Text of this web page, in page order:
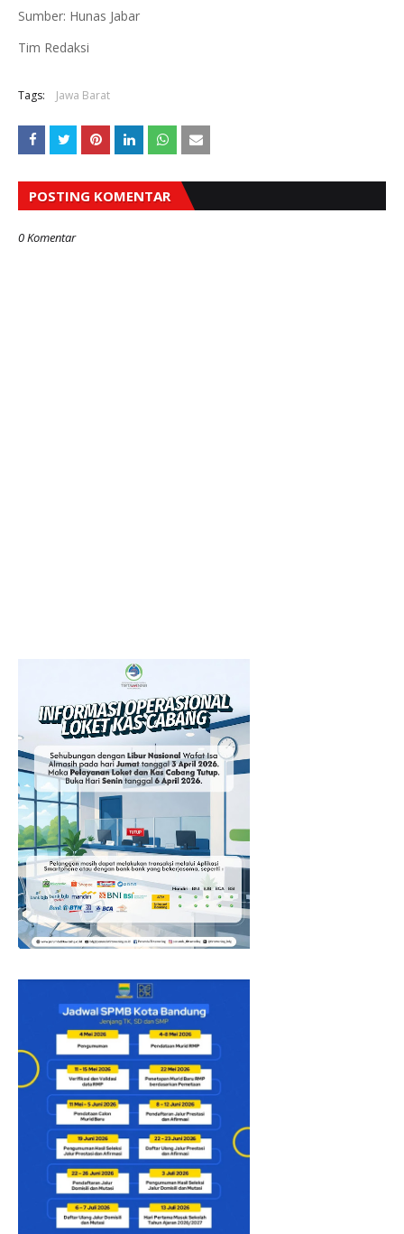
Sumber: Hunas Jabar
Tim Redaksi
Tags: Jawa Barat
POSTING KOMENTAR
0 Komentar